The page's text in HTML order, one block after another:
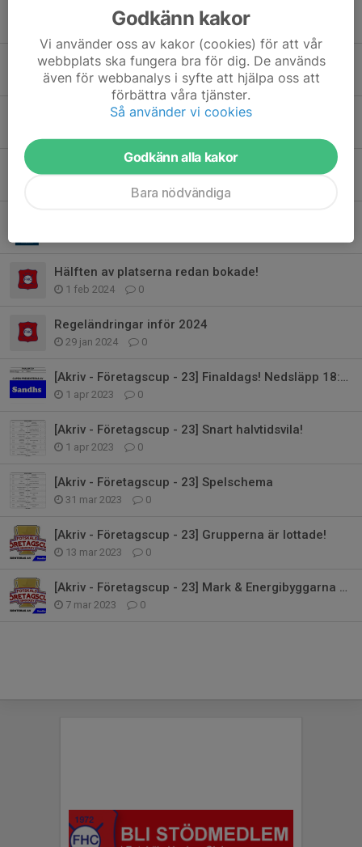
Turneringssegrare 2024!
23 mar 2024 1
Lottning av grupper och spelschema klart!
18 mar 2024 0
2 veckor, 1 plats - Let's go!
Mindre än en månad kvar!
Hälften av platserna redan bokade!
1 feb 2024 0
Regeländringar inför 2024
29 jan 2024 0
[Akriv - Företagscup - 23] Finaldags! Nedsläpp 18:30
1 apr 2023 0
[Akriv - Företagscup - 23] Snart halvtidsvila!
1 apr 2023 0
[Akriv - Företagscup - 23] Spelschema
31 mar 2023 0
[Akriv - Företagscup - 23] Grupperna är lottade!
13 mar 2023 0
[Akriv - Företagscup - 23] Mark & Energibyggarna knep sista platsen!
7 mar 2023 0
Godkänn kakor
Vi använder oss av kakor (cookies) för att vår
webbplats ska fungera bra för dig. De används
även för webbanalys i syfte att hjälpa oss att
förbättra våra tjänster.
Så använder vi cookies
Godkänn alla kakor
Bara nödvändiga